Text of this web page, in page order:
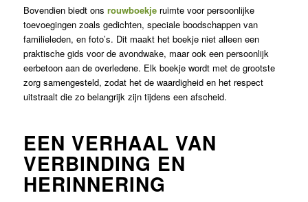
Bovendien biedt ons rouwboekjeruimte voor persoonlijke
toevoegingen zoals gedichten, speciale boodschappen van
familieleden, en foto’s. Dit maakt het boekje niet alleen een
praktische gids voor de avondwake, maar ook een persoonlijk
eerbetoon aan de overledene. Elk boekje wordt met de grootste
zorg samengesteld, zodat het de waardigheid en het respect
uitstraalt die zo belangrijk zijn tijdens een afscheid.
EEN VERHAAL VAN
VERBINDING EN
HERINNERING